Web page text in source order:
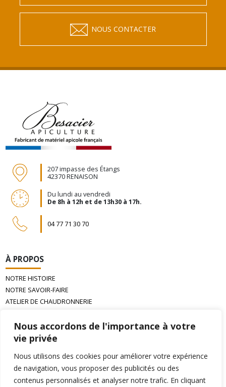
Nous accordons de l'importance à votre
vie privée
Nous utilisons des cookies pour améliorer votre expérience
de navigation, vous proposer des publicités ou des
contenus personnalisés et analyser notre trafic. En cliquant
NOUS CONTACTER
207 impasse des Étangs
42370 RENAISON
Du lundi au vendredi
De 8h à 12h et de 13h30 à 17h.
04 77 71 30 70
À PROPOS
NOTRE HISTOIRE
NOTRE SAVOIR-FAIRE
ATELIER DE CHAUDRONNERIE
INFORMATIONS
PAIEMENT